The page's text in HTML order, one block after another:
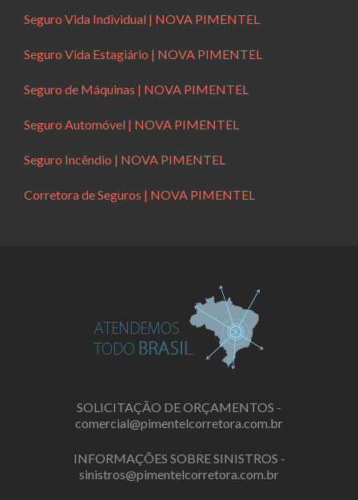
Seguro Vida Individual | NOVA PIMENTEL
Seguro Vida Estagiário | NOVA PIMENTEL
Seguro de Máquinas | NOVA PIMENTEL
Seguro Automóvel | NOVA PIMENTEL
Seguro Incêndio | NOVA PIMENTEL
Corretora de Seguros | NOVA PIMENTEL
SOLICITAÇÃO DE ORÇAMENTOS -
comercial@pimentelcorretora.com.br
INFORMAÇÕES SOBRE SINISTROS -
sinistros@pimentelcorretora.com.br